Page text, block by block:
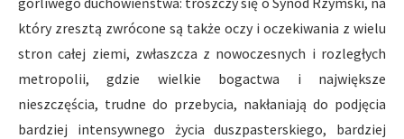
który zresztą zwrócone są także oczy i oczekiwania z wielu
stron całej ziemi, zwłaszcza z nowoczesnych i rozległych
metropolii, gdzie wielkie bogactwa i największe
nieszczęścia, trudne do przebycia, nakłaniają do podjęcia
bardziej intensywnego życia duszpasterskiego, bardziej